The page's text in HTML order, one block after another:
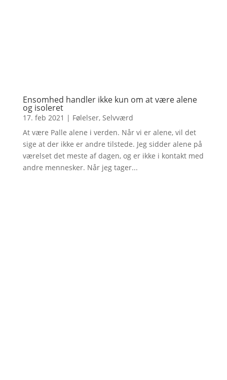
Ensomhed handler ikke kun om at være alene
og isoleret
17. feb 2021 | Følelser, Selvværd
At være Palle alene i verden. Når vi er alene, vil det
sige at der ikke er andre tilstede. Jeg sidder alene på
værelset det meste af dagen, og er ikke i kontakt med
andre mennesker. Når jeg tager...